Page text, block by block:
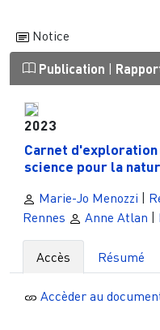
Notice
Publication |
2023
Carnet
science pour la
Marie-Jo Menozzi
Rennes
Anne Atlan
Accès Résumé
Accèder au